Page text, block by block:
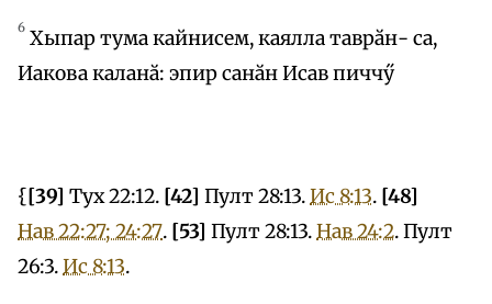
6 Хыпар тума кайнисем, каялла таврӑн- са,
Иакова каланӑ: эпир санӑн Исав пиччӳ
{[39] Тух 22:12. [42] Пулт 28:13.Ис 8:13. [48]
Нав 22:27; 24:27. [53] Пулт 28:13.Нав 24:2. Пулт
26:3.Ис 8:13.